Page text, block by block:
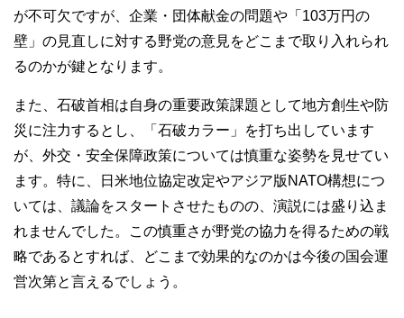
が不可欠ですが、企業・団体献金の問題や「103万円の
壁」の見直しに対する野党の意見をどこまで取り入れられ
るのかが鍵となります。
また、石破首相は自身の重要政策課題として地方創生や防
災に注力するとし、「石破カラー」を打ち出しています
が、外交・安全保障政策については慎重な姿勢を見せてい
ます。特に、日米地位協定改定やアジア版NATO構想につ
いては、議論をスタートさせたものの、演説には盛り込ま
れませんでした。この慎重さが野党の協力を得るための戦
略であるとすれば、どこまで効果的なのかは今後の国会運
営次第と言えるでしょう。